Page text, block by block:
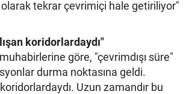
tekrar çevrimiçi hale getiriliyor"
koridorlardaydı"
göre, "çevrimdışı süre"
durma noktasına geldi.
Uzun zamandır bu